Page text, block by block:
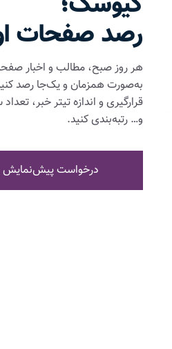
رصد صفحات
هر روز صبح، مطالب و اخبار
به‌صورت همزمان و یک‌جا رصد
قرارگیری و اندازه تیتر خبر،
و… رتبه‌بندی کنید.
درخواست پیش‌نمایش